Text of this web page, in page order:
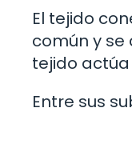
El tejido
común y
tejido actúa
Entre sus